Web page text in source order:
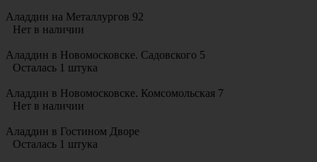
Аладдин на Металлургов 92
Нет в наличии
Аладдин в Новомосковске. Садовского 5
Осталась 1 штука
Аладдин в Новомосковске. Комсомольская 7
Нет в наличии
Аладдин в Гостином Дворе
Осталась 1 штука